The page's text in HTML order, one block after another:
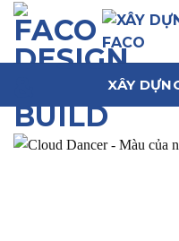
Chuyển
đến
XÂY